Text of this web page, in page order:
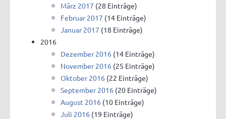
März 2017 (28 Einträge)
Februar 2017 (14 Einträge)
Januar 2017 (18 Einträge)
2016
Dezember 2016 (14 Einträge)
November 2016 (25 Einträge)
Oktober 2016 (22 Einträge)
September 2016 (20 Einträge)
August 2016 (10 Einträge)
Juli 2016 (19 Einträge)